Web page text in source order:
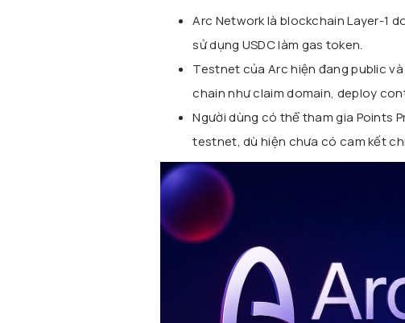
Arc Networklà blockchain Layer-1
sử dụng USDC làm gas token.
Testnet của Arc hiện đang public
chain như claim domain, deploy
Người dùng có thể tham gia Points
testnet, dù hiện chưa có cam kết